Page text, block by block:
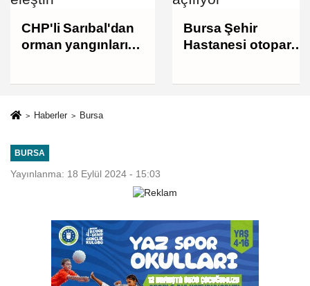
CHP'li Sarıbal'dan
orman yangınları
Bursa Şehir
Hastanesi otoparkı
Haberler Bursa
BURSA
Yayınlanma: 18 Eylül 2024 - 15:03